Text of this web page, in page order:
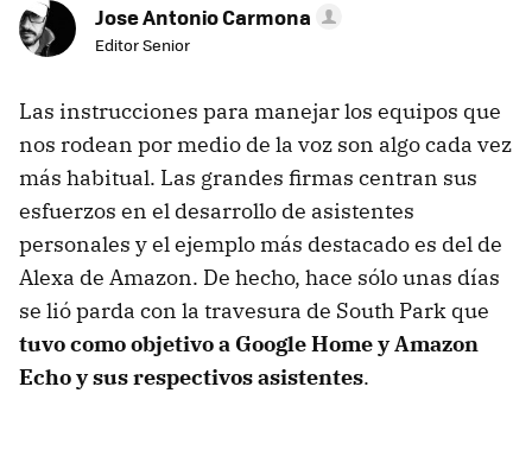
Jose Antonio Carmona
Editor Senior
Las instrucciones para manejar los equipos que
nos rodean por medio de la voz son algo cada vez
más habitual. Las grandes firmas centran sus
esfuerzos en el desarrollo de asistentes
personales y el ejemplo más destacado es del de
Alexa de Amazon. De hecho, hace sólo unas días
se lió parda con la travesura de South Park que
tuvo como objetivo a Google Home y Amazon
Echo y sus respectivos asistentes.